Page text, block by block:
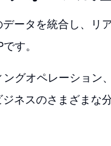
ータを統合し、リ
す。
ングオペレーション
ネスのさまざまな